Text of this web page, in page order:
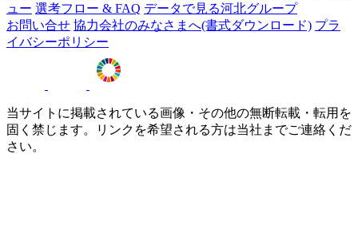
ュー 選考フロー & FAQ データで見る河北グループ
お問い合せ 協力会社のみなさまへ(書式ダウンロード) プラ
イバシーポリシー
当サイトに掲載されている画像・その他の無断転載・転用を
固く禁じます。リンクを希望される方は当社までご連絡くだ
さい。